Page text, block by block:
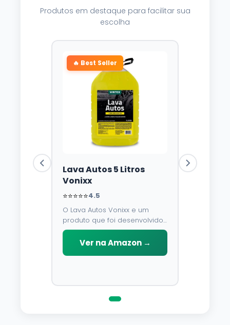
Produtos em destaque para facilitar sua
escolha
🔥 Best Seller
Lava Autos 5 Litros
Vonixx
⭐⭐⭐⭐⭐4.5
O Lava Autos Vonixx e um
produto que foi desenvolvido
para limpar, proteger e
conservar a lataria do veiculo.
Por possuir pH neutro, pode
Ver na Amazon →